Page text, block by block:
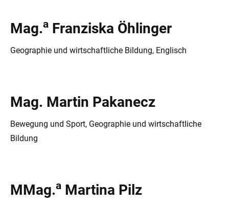
Mag.a Franziska Öhlinger
Geographie und wirtschaftliche Bildung, Englisch
Mag. Martin Pakanecz
Bewegung und Sport, Geographie und wirtschaftliche
Bildung
MMag.a Martina Pilz